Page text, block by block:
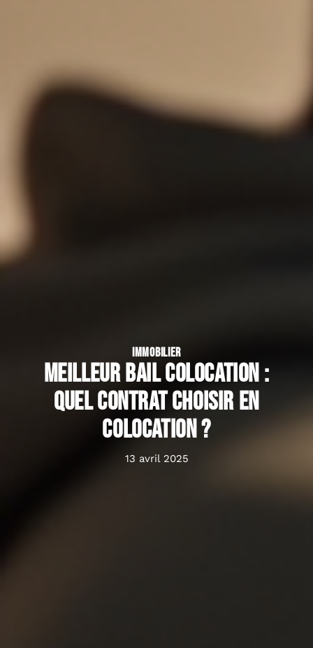
IMMOBILIER
Meilleur bail colocation :
quel contrat choisir en
colocation ?
13 avril 2025